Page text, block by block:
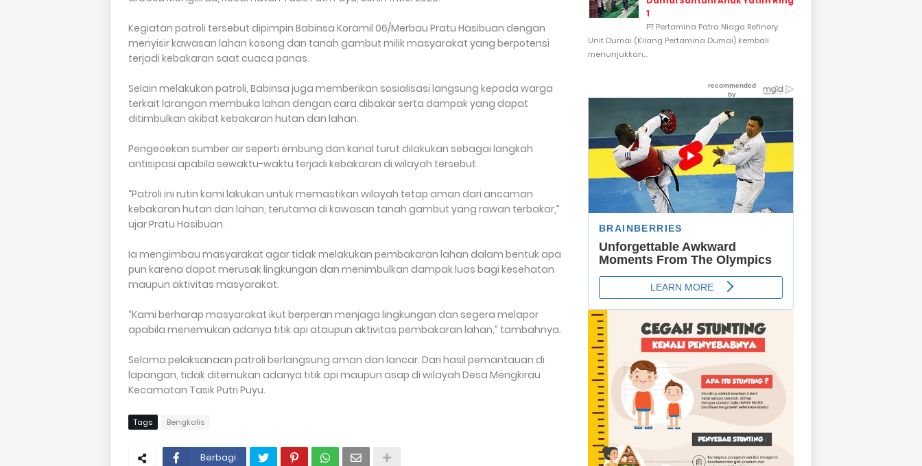
Kegiatan patroli tersebut dipimpin Babinsa Koramil 06/Merbau Pratu Hasibuan dengan
menyisir kawasan lahan kosong dan tanah gambut milik masyarakat yang berpotensi
terjadi kebakaran saat cuaca panas.
Selain melakukan patroli, Babinsa juga memberikan sosialisasi langsung kepada warga
terkait larangan membuka lahan dengan cara dibakar serta dampak yang dapat
ditimbulkan akibat kebakaran hutan dan lahan.
Pengecekan sumber air seperti embung dan kanal turut dilakukan sebagai langkah
antisipasi apabila sewaktu-waktu terjadi kebakaran di wilayah tersebut.
“Patroli ini rutin kami lakukan untuk memastikan wilayah tetap aman dari ancaman
kebakaran hutan dan lahan, terutama di kawasan tanah gambut yang rawan terbakar,”
ujar Pratu Hasibuan.
Ia mengimbau masyarakat agar tidak melakukan pembakaran lahan dalam bentuk apa
pun karena dapat merusak lingkungan dan menimbulkan dampak luas bagi kesehatan
maupun aktivitas masyarakat.
“Kami berharap masyarakat ikut berperan menjaga lingkungan dan segera melapor
apabila menemukan adanya titik api ataupun aktivitas pembakaran lahan,” tambahnya.
Selama pelaksanaan patroli berlangsung aman dan lancar. Dari hasil pemantauan di
lapangan, tidak ditemukan adanya titik api maupun asap di wilayah Desa Mengkirau
Kecamatan Tasik Putri Puyu.
Tags Bengkalis
Berbagi
1
PT Pertamina Patra Niaga Refinery
Unit Dumai (Kilang Pertamina Dumai) kembali
menunjukkan...